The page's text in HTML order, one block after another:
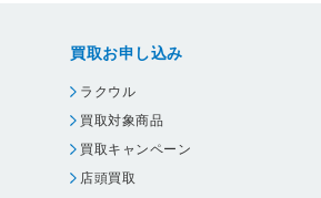
買取お申し込み
ラクウル
買取対象商品
買取キャンペーン
店頭買取